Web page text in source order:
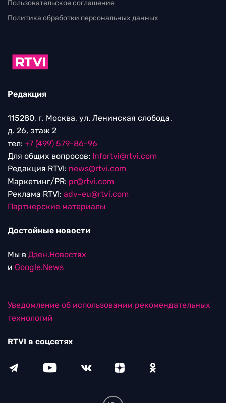
Пользовательское соглашение
Политика обработки персональных данных
Редакция
115280, г. Москва, ул. Ленинская слобода,
д. 26, этаж 2
тел: +7 (499) 579-86-96
Для общих вопросов: Infortvi@rtvi.com
Редакция RTVI: news@rtvi.com
Маркетинг/PR: pr@rtvi.com
Реклама RTVI: adv-eu@rtvi.com
Партнерские материалы
Достойные новости
Мы в Дзен.Новостях
и Google.News
Уведомление об использовании рекомендательных
технологий
RTVI в соцсетях